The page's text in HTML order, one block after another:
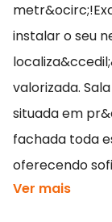
instalar o seu
valorizada.
situada em
fachada toda
oferecendo
Ver mais